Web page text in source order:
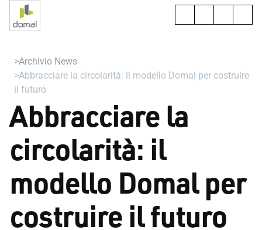
Archivio News
Abbracciare la circolarità: il modello Domal per costruire
il futuro
Abbracciare la
circolarità: il
modello Domal per
costruire il futuro